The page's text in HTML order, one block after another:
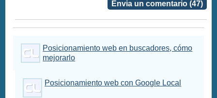
Envia un comentario (47)
Posicionamiento web en buscadores, cómo
mejorarlo
Posicionamiento web con Google Local